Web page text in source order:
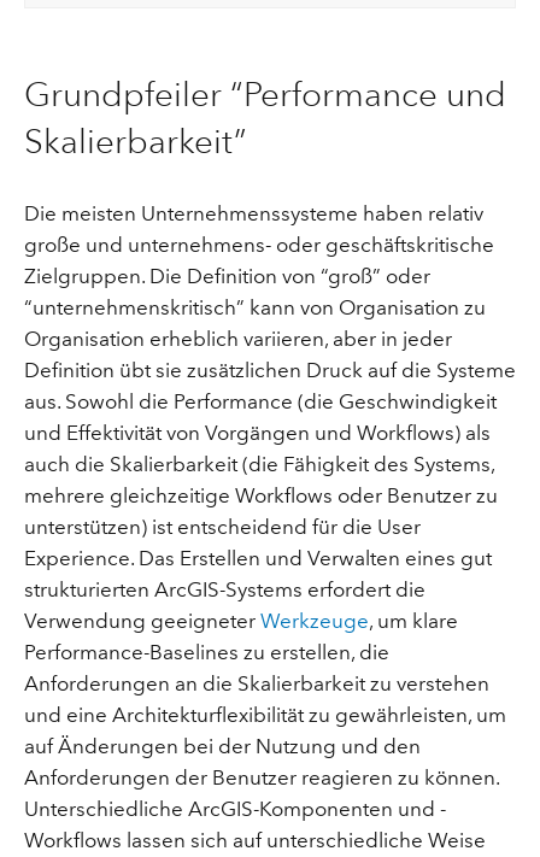
Grundpfeiler “Performance und
Skalierbarkeit”
Die meisten Unternehmenssysteme haben relativ
große und unternehmens- oder geschäftskritische
Zielgruppen. Die Definition von “groß” oder
“unternehmenskritisch” kann von Organisation zu
Organisation erheblich variieren, aber in jeder
Definition übt sie zusätzlichen Druck auf die Systeme
aus. Sowohl die Performance (die Geschwindigkeit
und Effektivität von Vorgängen und Workflows) als
auch die Skalierbarkeit (die Fähigkeit des Systems,
mehrere gleichzeitige Workflows oder Benutzer zu
unterstützen) ist entscheidend für die User
Experience. Das Erstellen und Verwalten eines gut
strukturierten ArcGIS-Systems erfordert die
Verwendung geeigneter Werkzeuge, um klare
Performance-Baselines zu erstellen, die
Anforderungen an die Skalierbarkeit zu verstehen
und eine Architekturflexibilität zu gewährleisten, um
auf Änderungen bei der Nutzung und den
Anforderungen der Benutzer reagieren zu können.
Unterschiedliche ArcGIS-Komponenten und -
Workflows lassen sich auf unterschiedliche Weise